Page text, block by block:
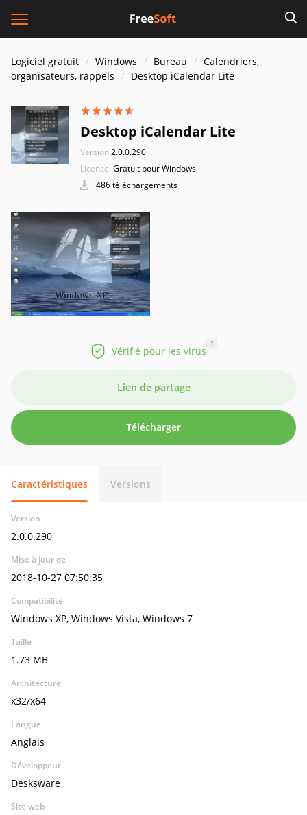
Logiciel gratuit Windows Bureau
Calendriers,
organisateurs, rappels
Desktop iCalendar Lite
Desktop iCalendar Lite
Version:2.0.0.290
Licence: Gratuit pour Windows
486 téléchargements
Vérifié pour les virus
?
Lien de partage
Télécharger
Caractéristiques Versions
Version
2.0.0.290
Mise à jour de
2018-10-27 07:50:35
Compatibilité
Windows XP, Windows Vista, Windows 7
Taille
1.73 MB
Architecture
x32/x64
Langue
Anglais
Développeur
Desksware
Site web